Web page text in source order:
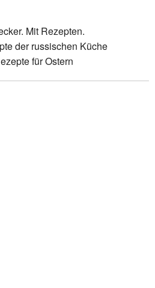
Mit Rezepten.
der russischen Küche
für Ostern